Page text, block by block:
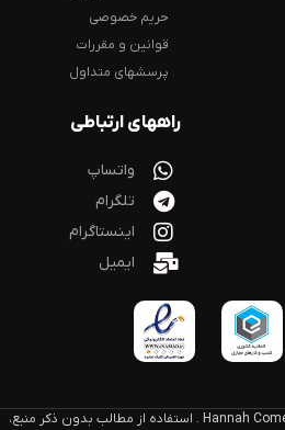
حریم خصوصی
قوانین و مقررات
پرسشهای متداول
راههای ارتباطی
واتساپ
تلگرام
اینستاگرام
ایمیل
طراحی و توسعه توسط Hannah Comercial Group . استفاده از مطالب بدون ذکر منبع،